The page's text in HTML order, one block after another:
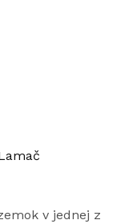
v jednej z